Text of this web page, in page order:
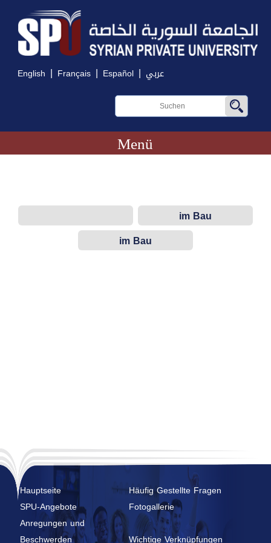
English | Français | Español | عربي
Menü
im Bau
im Bau
Hauptseite
Häufig Gestellte Fragen
SPU-Angebote
Fotogallerie
Anregungen und
Beschwerden
Wichtige Verknüpfungen